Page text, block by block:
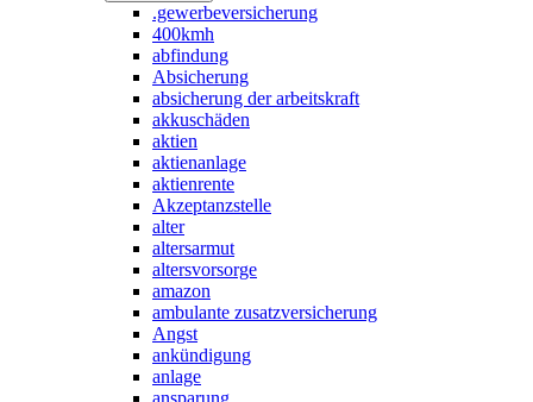
.gewerbeversicherung
400kmh
abfindung
Absicherung
absicherung der arbeitskraft
akkuschäden
aktien
aktienanlage
aktienrente
Akzeptanzstelle
alter
altersarmut
altersvorsorge
amazon
ambulante zusatzversicherung
Angst
ankündigung
anlage
ansparung